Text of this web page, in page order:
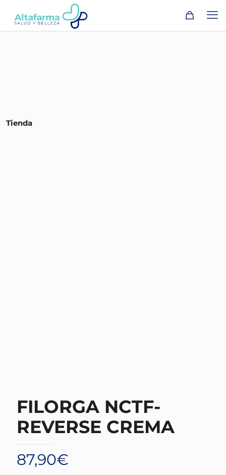
Tienda
FILORGA NCTF-
REVERSE CREMA
87,90€